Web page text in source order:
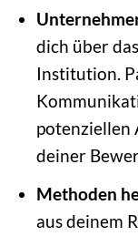
dich über
Institution.
potenziellen
deiner
Methoden
aus deinem